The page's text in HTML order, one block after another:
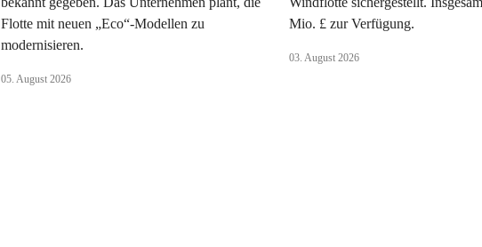
Flotte mit neuen „Eco“-Modellen zu
modernisieren.
05. August 2026
Mio. £ zur Verfügung.
03. August 2026